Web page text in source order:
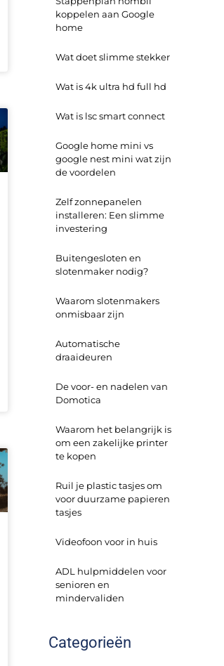
koppelen aan Google
home
Wat doet slimme stekker
Wat is 4k ultra hd full hd
Wat is lsc smart connect
Google home mini vs
google nest mini wat zijn
de voordelen
Zelf zonnepanelen
installeren: Een slimme
investering
Buitengesloten en
slotenmaker nodig?
Waarom slotenmakers
onmisbaar zijn
Automatische
draaideuren
De voor- en nadelen van
Domotica
Waarom het belangrijk is
om een zakelijke printer
te kopen
Ruil je plastic tasjes om
voor duurzame papieren
tasjes
Videofoon voor in huis
ADL hulpmiddelen voor
senioren en
mindervaliden
Categorieën